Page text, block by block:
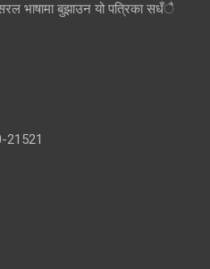
भाषामा बुझाउन यो पत्रिका सधँै
21521